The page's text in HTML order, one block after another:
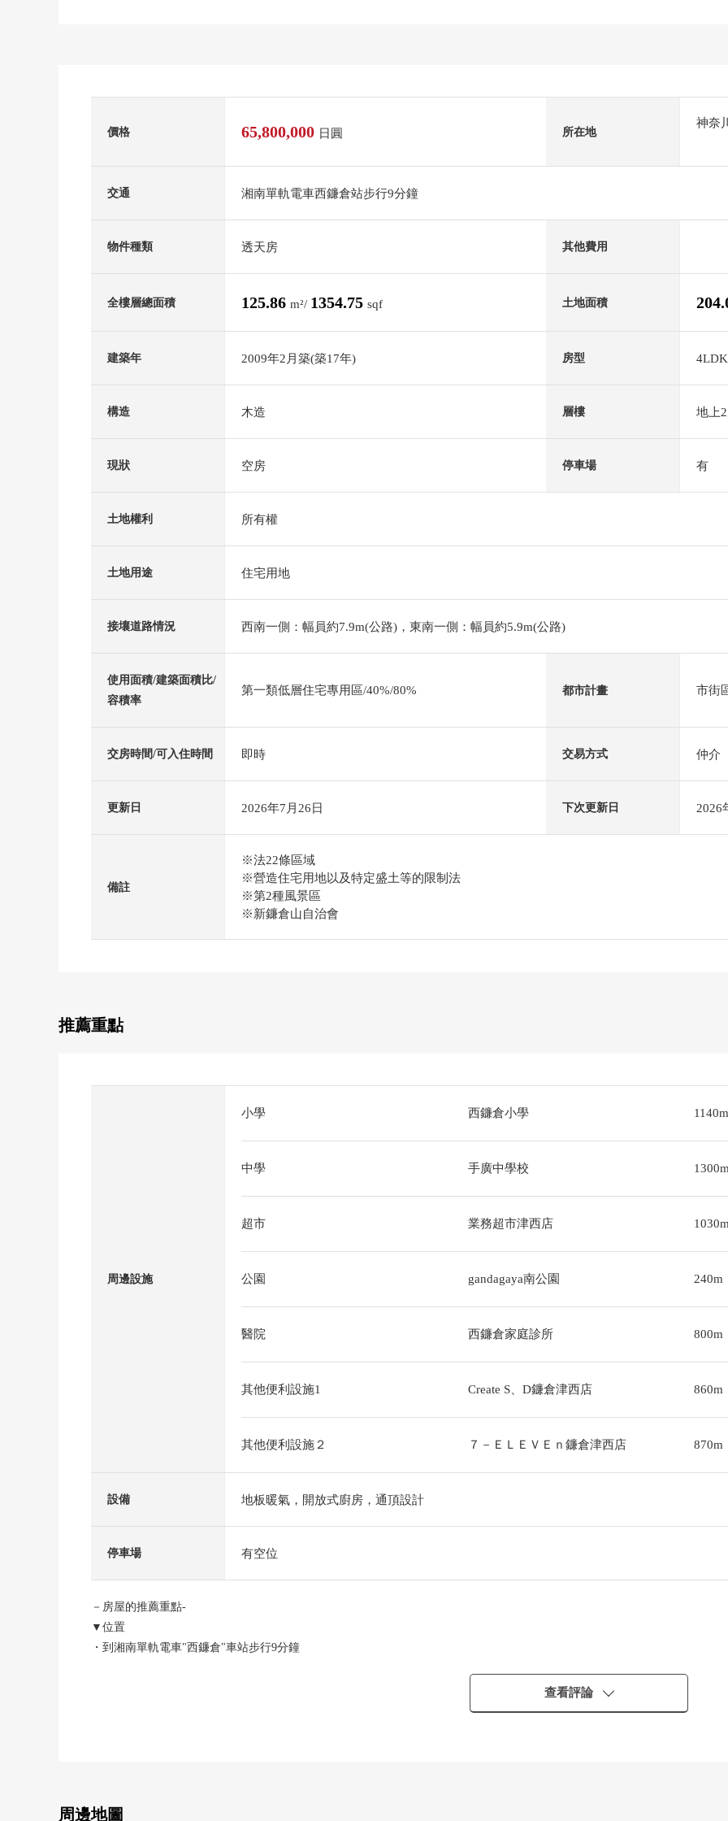
價格 65,800,000 日圓 所在地
神奈
交通 湘南單軌電車西鐮倉站步行9分鐘
物件種類 透天房 其他費用
全樓層總面積 125.86 m²/ 1354.75 sqf 土地面積
建築年 2009年2月築(築17年) 房型 4LDK
構造 木造 層樓 地上
現狀 空房 停車場 有
土地權利 所有權
土地用途 住宅用地
接壤道路情況 西南一側：幅員約7.9m(公路)，東南一側：幅員約5.9m(公路)
使用面積/建築面積比/
容積率
第一類低層住宅專用區/40%/80% 都市計畫 市街
交房時間/可入住時間 即時 交易方式 仲介
更新日 2026年7月26日 下次更新日 2026
備註
※法22條區域
※營造住宅用地以及特定盛土等的限制法
※第2種風景區
※新鐮倉山自治會
推薦重點
周邊設施
小學 西鐮倉小學 1140m
中學 手廣中學校 1300m
超市 業務超市津西店 1030m
公園 gandagaya南公園 240m
醫院 西鐮倉家庭診所 800m
其他便利設施1 Create S、D鐮倉津西店 860m
其他便利設施２ ７－ＥＬＥＶＥｎ鐮倉津西店 870m
設備 地板暖氣，開放式廚房，通頂設計
停車場 有空位
－房屋的推薦重點-
▼位置
・到湘南單軌電車"西鐮倉"車站步行9分鐘
・有汽車空間2台分鐘(出自車型的)
查看評論
周邊地圖